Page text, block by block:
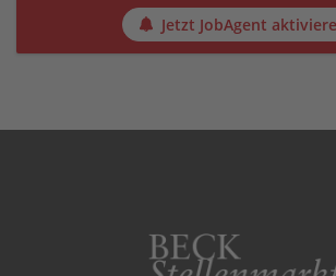
Jetzt JobAgent